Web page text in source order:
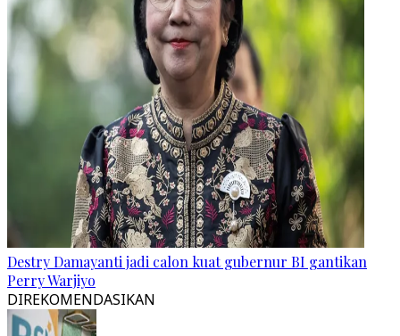
Destry Damayanti jadi calon kuat gubernur BI gantikan
Perry Warjiyo
DIREKOMENDASIKAN